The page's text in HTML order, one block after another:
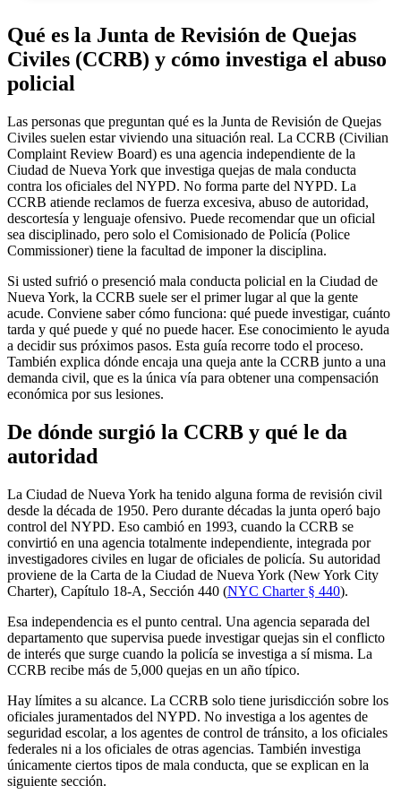
Qué es la Junta de Revisión de Quejas
Civiles (CCRB) y cómo investiga el abuso
policial
Las personas que preguntan qué es la Junta de Revisión de Quejas
Civiles suelen estar viviendo una situación real. La CCRB (Civilian
Complaint Review Board) es una agencia independiente de la
Ciudad de Nueva York que investiga quejas de mala conducta
contra los oficiales del NYPD. No forma parte del NYPD. La
CCRB atiende reclamos de fuerza excesiva, abuso de autoridad,
descortesía y lenguaje ofensivo. Puede recomendar que un oficial
sea disciplinado, pero solo el Comisionado de Policía (Police
Commissioner) tiene la facultad de imponer la disciplina.
Si usted sufrió o presenció mala conducta policial en la Ciudad de
Nueva York, la CCRB suele ser el primer lugar al que la gente
acude. Conviene saber cómo funciona: qué puede investigar, cuánto
tarda y qué puede y qué no puede hacer. Ese conocimiento le ayuda
a decidir sus próximos pasos. Esta guía recorre todo el proceso.
También explica dónde encaja una queja ante la CCRB junto a una
demanda civil, que es la única vía para obtener una compensación
económica por sus lesiones.
De dónde surgió la CCRB y qué le da
autoridad
La Ciudad de Nueva York ha tenido alguna forma de revisión civil
desde la década de 1950. Pero durante décadas la junta operó bajo
control del NYPD. Eso cambió en 1993, cuando la CCRB se
convirtió en una agencia totalmente independiente, integrada por
investigadores civiles en lugar de oficiales de policía. Su autoridad
proviene de la Carta de la Ciudad de Nueva York (New York City
Charter), Capítulo 18-A, Sección 440 (NYC Charter § 440).
Esa independencia es el punto central. Una agencia separada del
departamento que supervisa puede investigar quejas sin el conflicto
de interés que surge cuando la policía se investiga a sí misma. La
CCRB recibe más de 5,000 quejas en un año típico.
Hay límites a su alcance. La CCRB solo tiene jurisdicción sobre los
oficiales juramentados del NYPD. No investiga a los agentes de
seguridad escolar, a los agentes de control de tránsito, a los oficiales
federales ni a los oficiales de otras agencias. También investiga
únicamente ciertos tipos de mala conducta, que se explican en la
siguiente sección.